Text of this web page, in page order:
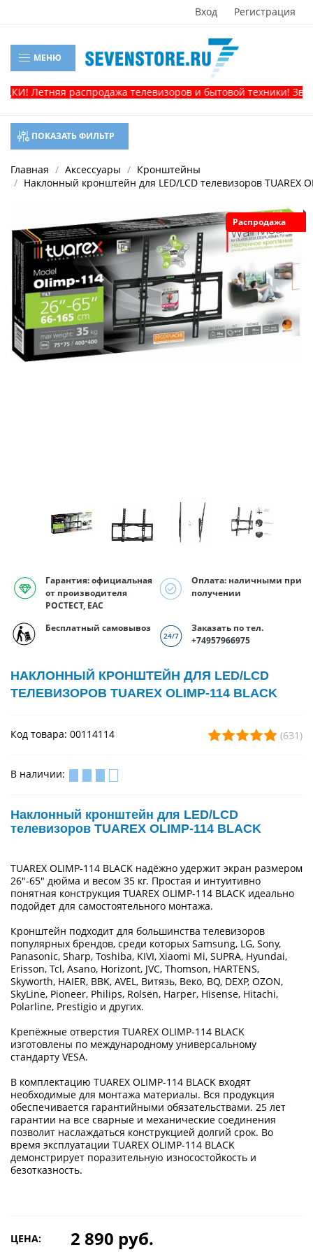
Вход Регистрация
МЕНЮ
Летняя распродажа телевизоров и бытовой техники!
ПОКАЗАТЬ ФИЛЬТР
Главная Аксессуары
Кронштейны
Наклонный кронштейн для LED/LCD телевизоров TUAREX
Распродажа
Гарантия: официальная
от производителя
РОСТЕСТ, EAC
Оплата: наличными при
получении
Бесплатный самовывоз
Заказать по тел.
+74957966975
НАКЛОННЫЙ КРОНШТЕЙН ДЛЯ LED/LCD
ТЕЛЕВИЗОРОВ TUAREX OLIMP-114 BLACK
Код товара: 00114114 (631)
В наличии:
Наклонный кронштейн для LED/LCD
телевизоров TUAREX OLIMP-114 BLACK
TUAREX OLIMP-114 BLACK надёжно удержит экран размером
26"-65" дюйма и весом 35 кг. Простая и интуитивно
понятная конструкция TUAREX OLIMP-114 BLACK идеально
подойдет для самостоятельного монтажа.
Кронштейн подходит для большинства телевизоров
популярных брендов, среди которых Samsung, LG, Sony,
Panasonic, Sharp, Toshiba, KIVI, Xiaomi Mi, SUPRA, Hyundai,
Erisson, Tcl, Asano, Horizont, JVC, Thomson, HARTENS,
Skyworth, HAIER, BBK, AVEL, Витязь, Веко, BQ, DEXP, OZON,
SkyLine, Pioneer, Philips, Rolsen, Harper, Hisense, Hitachi,
Polarline, Prestigio и других.
Крепёжные отверстия TUAREX OLIMP-114 BLACK
изготовлены по международному универсальному
стандарту VESA.
В комплектацию TUAREX OLIMP-114 BLACK входят
необходимые для монтажа материалы. Вся продукция
обеспечивается гарантийными обязательствами. 25 лет
гарантии на все сварные и механические соединения
позволит наслаждаться конструкцией долгий срок. Во
время эксплуатации TUAREX OLIMP-114 BLACK
демонстрирует поразительную износостойкость и
безотказность.
ЦЕНА: 2 890 руб.